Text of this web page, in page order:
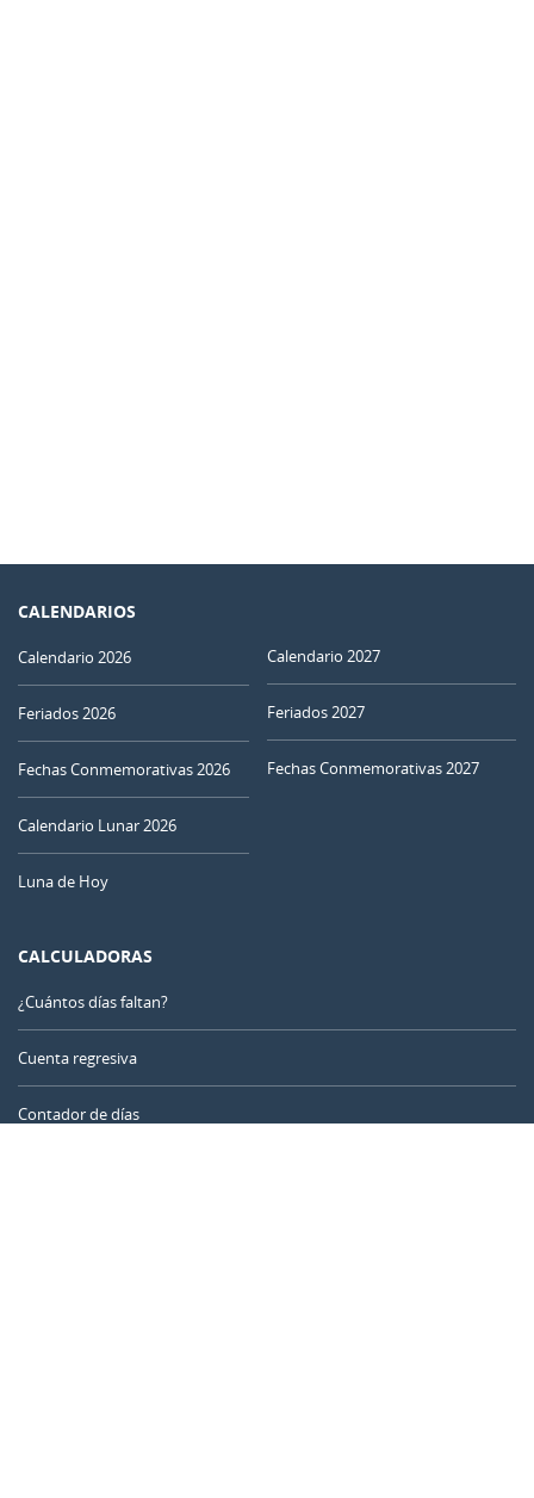
CALENDARIOS
Calendario 2026
Feriados 2026
Fechas Conmemorativas 2026
Calendario Lunar 2026
Luna de Hoy
Calendario 2027
Feriados 2027
Fechas Conmemorativas 2027
CALCULADORAS
¿Cuántos días faltan?
Cuenta regresiva
Contador de días